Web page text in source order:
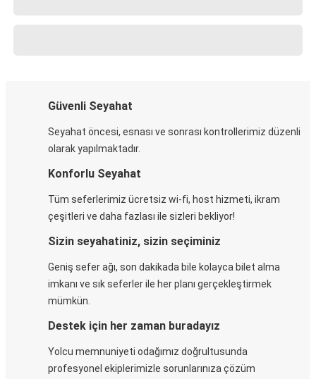
Güvenli Seyahat
Seyahat öncesi, esnası ve sonrası kontrollerimiz düzenli
olarak yapılmaktadır.
Konforlu Seyahat
Tüm seferlerimiz ücretsiz wi-fi, host hizmeti, ikram
çeşitleri ve daha fazlası ile sizleri bekliyor!
Sizin seyahatiniz, sizin seçiminiz
Geniş sefer ağı, son dakikada bile kolayca bilet alma
imkanı ve sık seferler ile her planı gerçekleştirmek
mümkün.
Destek için her zaman buradayız
Yolcu memnuniyeti odağımız doğrultusunda
profesyonel ekiplerimizle sorunlarınıza çözüm